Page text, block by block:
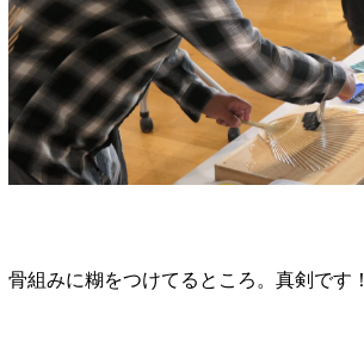
骨組みに糊をつけてるところ。真剣です！